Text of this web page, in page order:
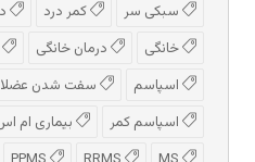
سبکی سر
کمر درد
خانگی
درمان خانگی
اسپاسم
سفت شدن
اسپاسم کمر
بیماری ام